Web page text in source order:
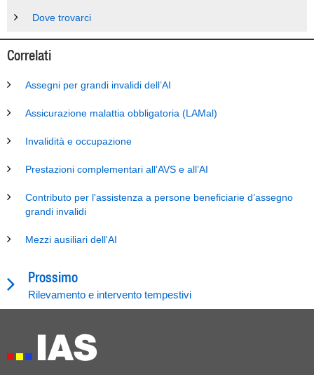
Dove trovarci
Correlati
Assegni per grandi invalidi dell’AI
Assicurazione malattia obbligatoria (LAMal)
Invalidità e occupazione
Prestazioni complementari all’AVS e all’AI
Contributo per l'assistenza a persone beneficiarie d’assegno
grandi invalidi
Mezzi ausiliari dell'AI
Prossimo
Rilevamento e intervento tempestivi